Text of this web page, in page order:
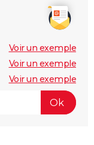
Voir un exemple
Voir un exemple
Voir un exemple